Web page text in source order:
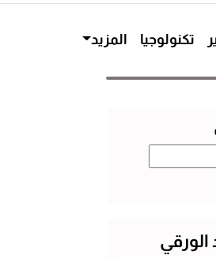
تكنولوجيا المزيد